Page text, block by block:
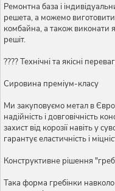
Ремонтна база і
решета, а можемо
комбайна, а також виконати
решіт.
???? Технічні та якісні
Сировина преміум-класу
Ми закуповуємо метал в
надійність і довговічність
захист від корозії навіть у
гарантує еластичність і
Конструктивне рішення
Така форма гребінки